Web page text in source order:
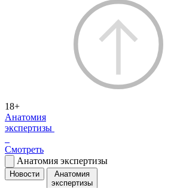
18+
Анатомия
экспертизы
Смотреть
Анатомия экспертизы
Новости
Анатомия
экспертизы